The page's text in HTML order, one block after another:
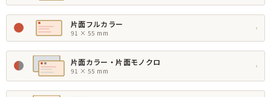
片面フルカラー
91 × 55 mm
›
片面カラー・片面モノクロ
91 × 55 mm
›